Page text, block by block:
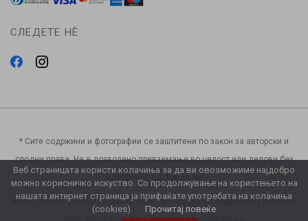
Веб страницата користи колачиња за да ви овозможиме најдобро
можно корисничко искуство. Со продолжување на користењето на
нашата интернет страница ја прифаќате употребата на колачиња
(cookies).
Прочитај повеќе
СЛЕДЕТЕ НÈ
* Сите содржини и фотографии се заштитени по закон за авторски и
сродни права. Не е дозволено превземање во целост или делови без
одобрение од Фрида.мк
Анаис Дизајн ДООЕЛ Скопје © 2026 Сите права се задржани. | Даночен